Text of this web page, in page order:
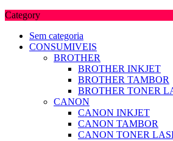
Category
Sem categoria
CONSUMIVEIS
BROTHER
BROTHER INKJET
BROTHER TAMBOR
BROTHER TONER
CANON
CANON INKJET
CANON TAMBOR
CANON TONER